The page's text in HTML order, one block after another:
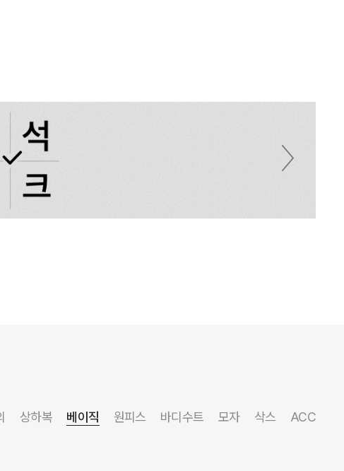
상하복 베이직 원피스 바디수트 모자 삭스 ACC